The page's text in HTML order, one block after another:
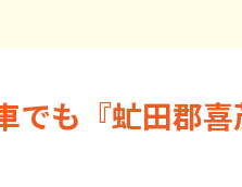
も『虻田郡